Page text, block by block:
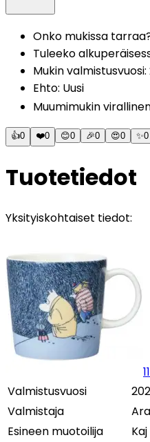
Onko mukissa
Tuleeko
Mukin valmistusvuosi:
Ehto: Uusi
Muumimukin
👍0 ❤️0 😊0 🎉0 😍0 ✨0
Tuotetiedot
Yksityiskohtaiset tiedot:
Valmistusvuosi
Valmistaja
Esineen muotoilija